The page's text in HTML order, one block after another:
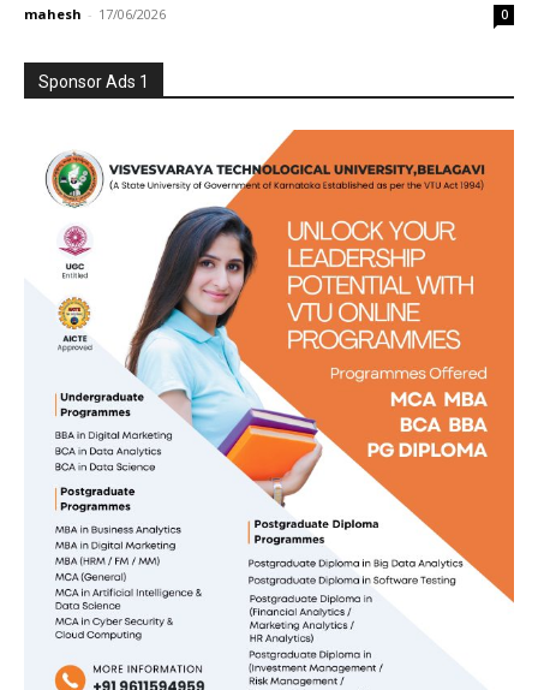
mahesh - 17/06/2026 0
Sponsor Ads 1